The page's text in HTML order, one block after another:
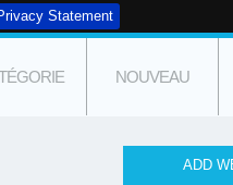
Statement
NOUVEAU